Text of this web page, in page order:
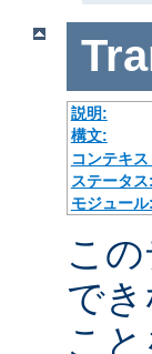
説明:
構文:
コンテキ
ステータス:
モジュール:
こ
で
こと